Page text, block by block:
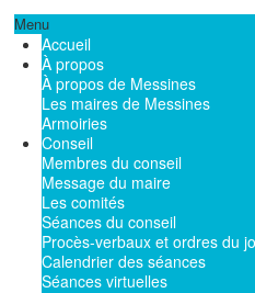
Menu
Accueil
À propos
À propos de Messines
Les maires de Messines
Armoiries
Conseil
Membres du conseil
Message du maire
Les comités
Séances du conseil
Procès-verbaux et ordres du
Calendrier des séances
Séances virtuelles